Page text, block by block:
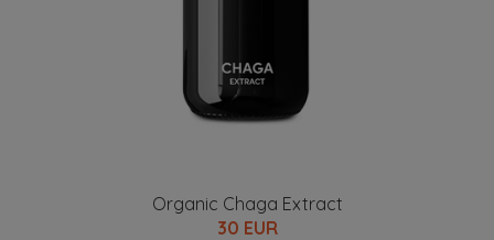
Organic Chaga Extract
30 EUR